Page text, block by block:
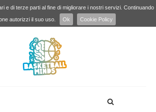
e di terze parti al fine di migliorare i nostri servizi. Continuando
autorizzi il suo uso.
Ok Cookie Policy